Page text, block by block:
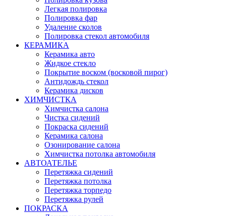
Легкая полировка
Полировка фар
Удаление сколов
Полировка стекол автомобиля
КЕРАМИКА
Керамика авто
Жидкое стекло
Покрытие воском (восковой пирог)
Антидождь стекол
Керамика дисков
ХИМЧИСТКА
Химчистка салона
Чистка сидений
Покраска сидений
Керамика салона
Озонирование салона
Химчистка потолка автомобиля
АВТОАТЕЛЬЕ
Перетяжка сидений
Перетяжка потолка
Перетяжка торпедо
Перетяжка рулей
ПОКРАСКА